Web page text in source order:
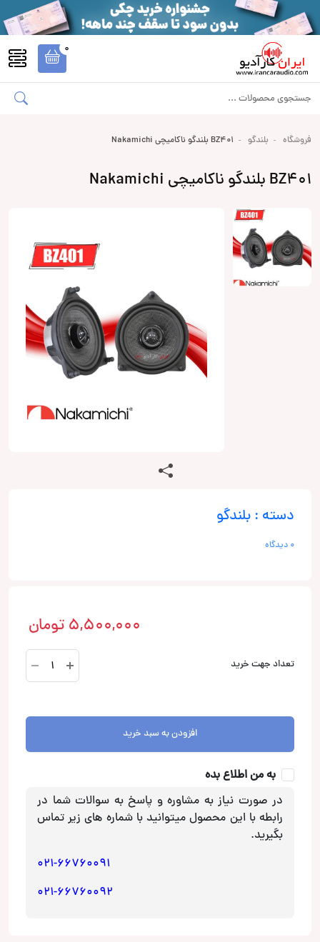
0
فروشگاه بلندگو BZ401 بلندگو ناکامیچی Nakamichi
BZ401 بلندگو ناکامیچی Nakamichi
دسته : بلندگو
0 دیدگاه
5,500,000 تومان
تعداد جهت خرید
BZ401
بلندگو
افزودن به سبد خرید
به من اطلاع بده
در صورت نیاز به مشاوره و پاسخ به سوالات شما در
رابطه با این محصول میتوانید با شماره های زیر تماس
بگیرید.
021-66760091
021-66760092